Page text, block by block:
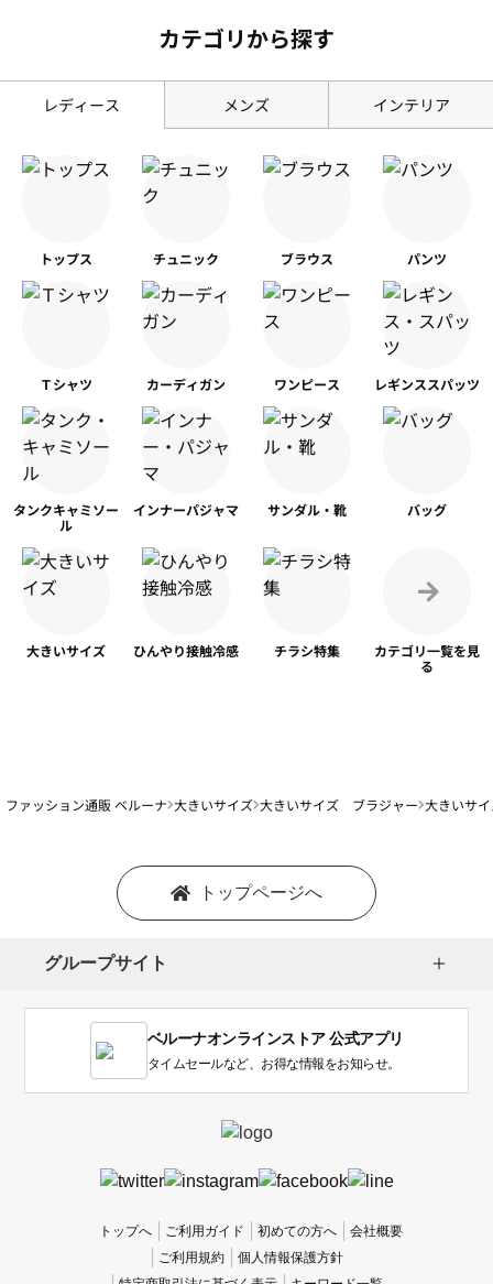
カテゴリから探す
レディース メンズ インテリア
トップス チュニック ブラウス パンツ
Ｔシャツ カーディガン ワンピース レギンススパッツ
タンクキャミソー
ル
インナーパジャマ サンダル・靴 バッグ
大きいサイズ ひんやり接触冷感 チラシ特集 カテゴリ一覧を見
る
ファッション通販 ベルーナ 大きいサイズ 大きいサイズ ブラジャー 大きいサ
トップページへ
グループサイト
ベルーナオンラインストア 公式アプリ
タイムセールなど、お得な情報をお知らせ。
トップへ ご利用ガイド 初めての方へ
会社概要
ご利用規約
個人情報保護方針